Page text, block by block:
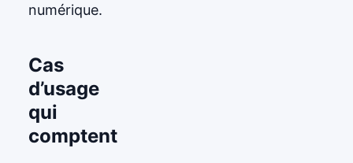
numérique.
Cas
d’usage
qui
comptent